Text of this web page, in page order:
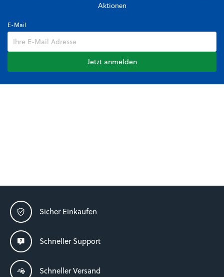
Aktionen
E-Mail
Jetzt anmelden
Sicher Einkaufen
Schneller Support
Schneller Versand